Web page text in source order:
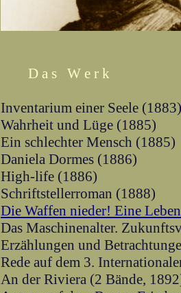
D a s W e r k
Inventarium einer Seele (1883)
Wahrheit und Lüge (1885)
Ein schlechter Mensch (1885)
Daniela Dormes (1886)
High-life (1886)
Schriftstellerroman (1888)
Die Waffen nieder! Eine
Das Maschinenalter.
Erzählungen und
Rede auf dem 3.
An der Riviera (2 Bände,